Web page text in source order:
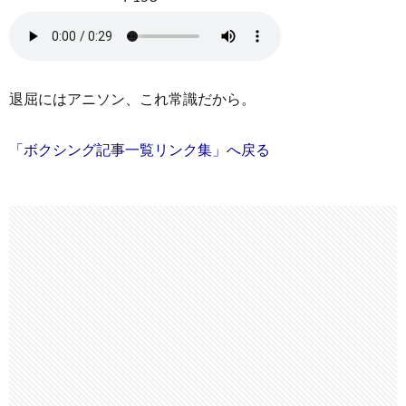
退屈にはアニソン、これ常識だから。
「ボクシング記事一覧リンク集」へ戻る